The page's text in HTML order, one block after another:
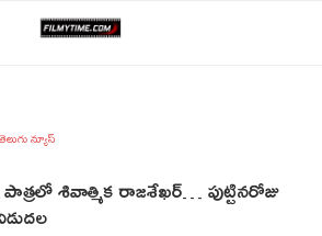
తెలుగు న్యూస్
శివాత్మిక రాజశేఖర్… పుట్టినరోజు